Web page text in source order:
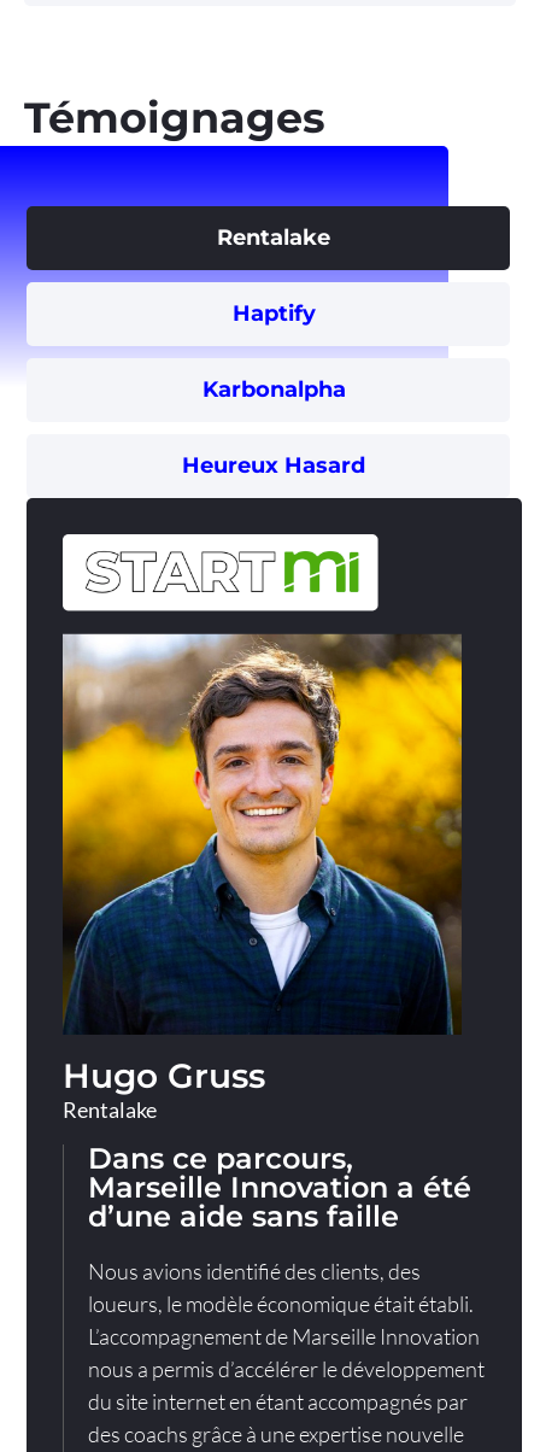
Témoignages
Rentalake
Haptify
Karbonalpha
Heureux Hasard
Hugo Gruss
Rentalake
Dans ce parcours,
Marseille Innovation a été
d’une aide sans faille
Nous avions identifié des clients, des
loueurs, le modèle économique était établi.
L’accompagnement de Marseille Innovation
nous a permis d’accélérer le développement
du site internet en étant accompagnés par
des coachs grâce à une expertise nouvelle